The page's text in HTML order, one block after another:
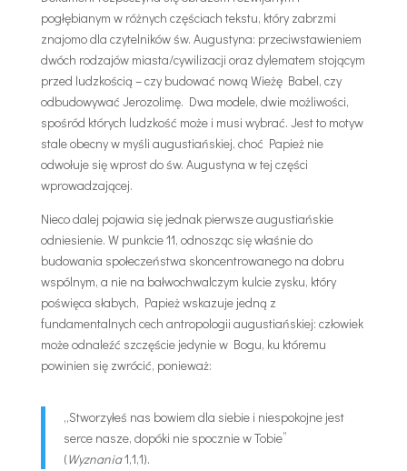
pogłębianym w różnych częściach tekstu, który zabrzmi
znajomo dla czytelników św. Augustyna: przeciwstawieniem
dwóch rodzajów miasta/cywilizacji oraz dylematem stojącym
przed ludzkością – czy budować nową Wieżę Babel, czy
odbudowywać Jerozolimę. Dwa modele, dwie możliwości,
spośród których ludzkość może i musi wybrać. Jest to motyw
stale obecny w myśli augustiańskiej, choć Papież nie
odwołuje się wprost do św. Augustyna w tej części
wprowadzającej.
Nieco dalej pojawia się jednak pierwsze augustiańskie
odniesienie. W punkcie 11, odnosząc się właśnie do
budowania społeczeństwa skoncentrowanego na dobru
wspólnym, a nie na bałwochwalczym kulcie zysku, który
poświęca słabych, Papież wskazuje jedną z
fundamentalnych cech antropologii augustiańskiej: człowiek
może odnaleźć szczęście jedynie w Bogu, ku któremu
powinien się zwrócić, ponieważ:
„Stworzyłeś nas bowiem dla siebie i niespokojne jest
serce nasze, dopóki nie spocznie w Tobie”
(Wyznania1,1,1).